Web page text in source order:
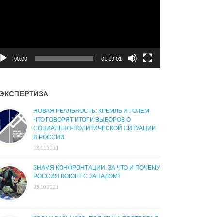
00:00 01:19:01
НОВАЯ РЕАЛЬНОСТЬ: КРЕМЛЬ И ГОЛЕМ
ЧТО ГОВОРЯТ ИТОГИ ВЫБОРОВ О
СОЦИАЛЬНО-ПОЛИТИЧЕСКОЙ СИТУАЦИИ
В РОССИИ
18.11.2021
ЗНАМЯ КОНФРОНТАЦИИ. ЗА ЧТО И ПОЧЕМУ
РОССИЯ ВОЮЕТ С ЗАПАДОМ?
25.10.2021